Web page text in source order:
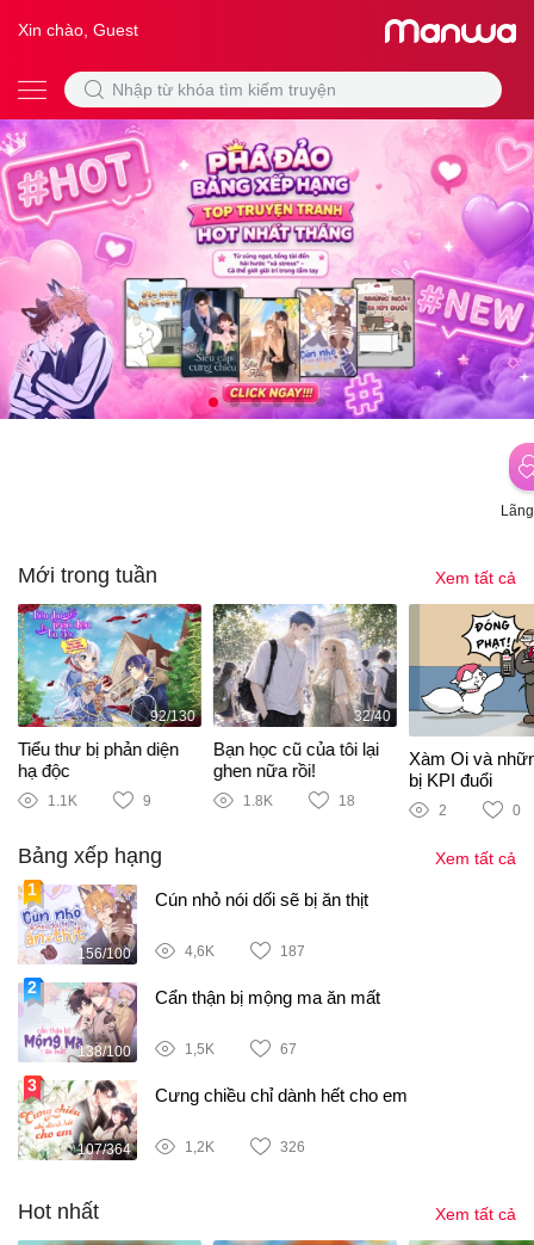
Xin chào, Guest
Mới trong tuần Xem tất cả
92/130
Tiểu thư bị phản diện
hạ độc
1.1K 9
32/40
Bạn học cũ của tôi lại
ghen nữa rồi!
1.8K 18
Xàm Oi và
bị KPI đuổi
2 0
Bảng xếp hạng Xem tất cả
156/100
Cún nhỏ nói dối sẽ bị ăn thịt
4,6K 187
138/100
Cẩn thận bị mộng ma ăn mất
1,5K 67
107/364
Cưng chiều chỉ dành hết cho em
1,2K 326
Hot nhất Xem tất cả